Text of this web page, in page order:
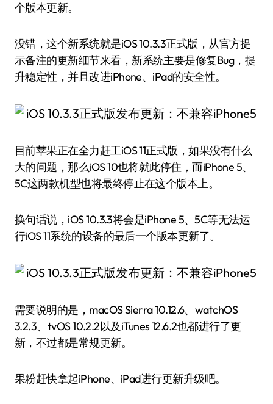
个版本更新。
没错，这个新系统就是iOS 10.3.3正式版，从官方提
示备注的更新细节来看，新系统主要是修复Bug，提
升稳定性，并且改进iPhone、iPad的安全性。
目前苹果正在全力赶工iOS 11正式版，如果没有什么
大的问题，那么iOS 10也将就此停住，而iPhone 5、
5C这两款机型也将最终停止在这个版本上。
换句话说，iOS 10.3.3将会是iPhone 5、5C等无法运
行iOS 11系统的设备的最后一个版本更新了。
需要说明的是，macOS Sierra 10.12.6、watchOS
3.2.3、tvOS 10.2.2以及iTunes 12.6.2也都进行了更
新，不过都是常规更新。
果粉赶快拿起iPhone、iPad进行更新升级吧。